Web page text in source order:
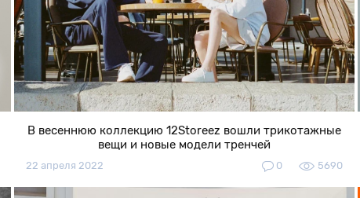
В весеннюю коллекцию 12Storeez вошли трикотажные
вещи и новые модели тренчей
22 апреля 2022 0 5690